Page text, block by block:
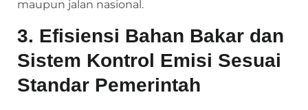
maupun jalan nasional.
3. Efisiensi Bahan Bakar dan
Sistem Kontrol Emisi Sesuai
Standar Pemerintah